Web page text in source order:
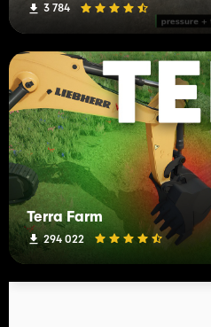
3 784
Terra Farm
294 022